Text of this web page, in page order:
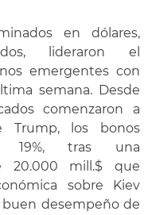
en dólares,
lideraron el
emergentes con
semana. Desde
comenzaron a
Trump, los bonos
19%, tras una
20.000 mill.$ que
sobre Kiev
desempeño de